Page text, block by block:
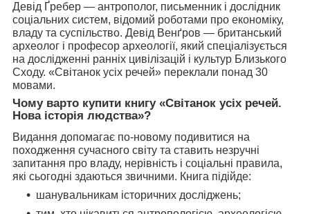
Девід Ґребер — антрополог, письменник і дослідник
соціальних систем, відомий роботами про економіку,
владу та суспільство. Девід Венґров — британський
археолог і професор археології, який спеціалізується
на дослідженні ранніх цивілізацій і культур Близького
Сходу. «Світанок усіх речей» переклали понад 30
мовами.
Чому варто купити книгу «Світанок усіх речей.
Нова історія людства»?
Видання допомагає по-новому подивитися на
походження сучасного світу та ставить незручні
запитання про владу, нерівність і соціальні правила,
які сьогодні здаються звичними. Книга підійде:
шанувальникам історичних досліджень;